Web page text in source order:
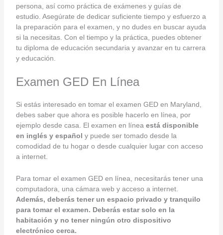
persona, así como práctica de exámenes y guías de
estudio. Asegúrate de dedicar suficiente tiempo y esfuerzo a
la preparación para el examen, y no dudes en buscar ayuda
si la necesitas. Con el tiempo y la práctica, puedes obtener
tu diploma de educación secundaria y avanzar en tu carrera
y educación.
Examen GED En Línea
Si estás interesado en tomar el examen GED en Maryland,
debes saber que ahora es posible hacerlo en línea, por
ejemplo desde casa. El examen en línea está disponible
en inglés y español y puede ser tomado desde la
comodidad de tu hogar o desde cualquier lugar con acceso
a internet.
Para tomar el examen GED en línea, necesitarás tener una
computadora, una cámara web y acceso a internet.
Además, deberás tener un espacio privado y tranquilo
para tomar el examen. Deberás estar solo en la
habitación y no tener ningún otro dispositivo
electrónico cerca.